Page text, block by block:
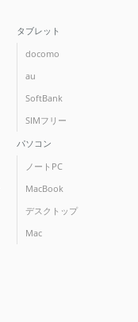
タブレット
docomo
au
SoftBank
SIMフリー
パソコン
ノートPC
MacBook
デスクトップ
Mac